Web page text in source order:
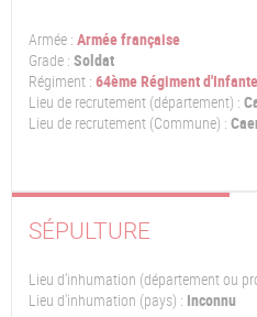
Armée : Armée française
Grade : Soldat
Régiment : 64ème Régiment
Lieu de recrutement (département) :
Lieu de recrutement (Commune) :
SÉPULTURE
Lieu d'inhumation (département ou
Lieu d'inhumation (pays) : Inconnu